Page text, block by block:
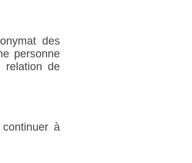
des
personne
relation de
à